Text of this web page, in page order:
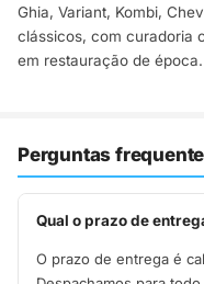
Ghia, Variant, Kombi,
clássicos, com curadoria
em restauração de época.
Perguntas
Qual o prazo de
O prazo de entrega é